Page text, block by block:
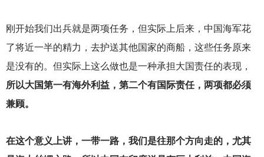
刚开始我们出兵就是两项任务，但实际上后来，中国海军花
了将近一半的精力，去护送其他国家的商船，这些任务原来
是没有的。但实际上这么做也是一种承担大国责任的表现，
所以大国第一有海外利益，第二个有国际责任，两项都必须
兼顾。
在这个意义上讲，一带一路，我们是往那个方向走的，尤其